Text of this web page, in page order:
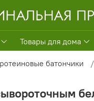
Товары для дома
батончики